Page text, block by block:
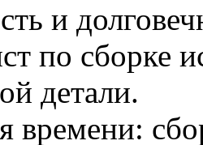
и
по сборке
детали.
времени: